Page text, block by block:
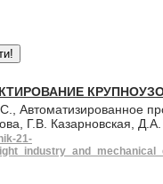
Автоматизированное
Г.В. Казарновская, Д.А.
21-